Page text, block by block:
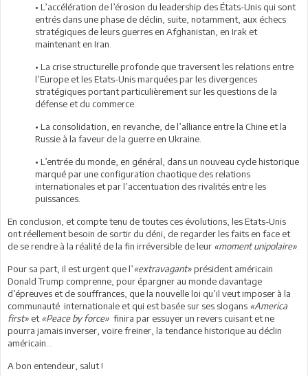
• L’accélération de l’érosion du leadership des États-Unis qui sont
entrés dans une phase de déclin, suite, notamment, aux échecs
stratégiques de leurs guerres en Afghanistan, en Irak et
maintenant en Iran.
• La crise structurelle profonde que traversent les relations entre
l’Europe et les Etats-Unis marquées par les divergences
stratégiques portant particulièrement sur les questions de la
défense et du commerce.
• La consolidation, en revanche, de l’alliance entre la Chine et la
Russie à la faveur de la guerre en Ukraine.
• L’entrée du monde, en général, dans un nouveau cycle historique
marqué par une configuration chaotique des relations
internationales et par l’accentuation des rivalités entre les
puissances.
En conclusion, et compte tenu de toutes ces évolutions, les Etats-Unis
ont réellement besoin de sortir du déni, de regarder les faits en face et
de se rendre à la réalité de la fin irréversible de leur «moment unipolaire»
Pour sa part, il est urgent que l’«extravagant»président américain
Donald Trump comprenne, pour épargner au monde davantage
d’épreuves et de souffrances, que la nouvelle loi qu’il veut imposer à la
communauté internationale et qui est basée sur ses slogans «America
first» et«Peace by force» finira par essuyer un revers cuisant et ne
pourra jamais inverser, voire freiner, la tendance historique au déclin
américain…
A bon entendeur, salut !